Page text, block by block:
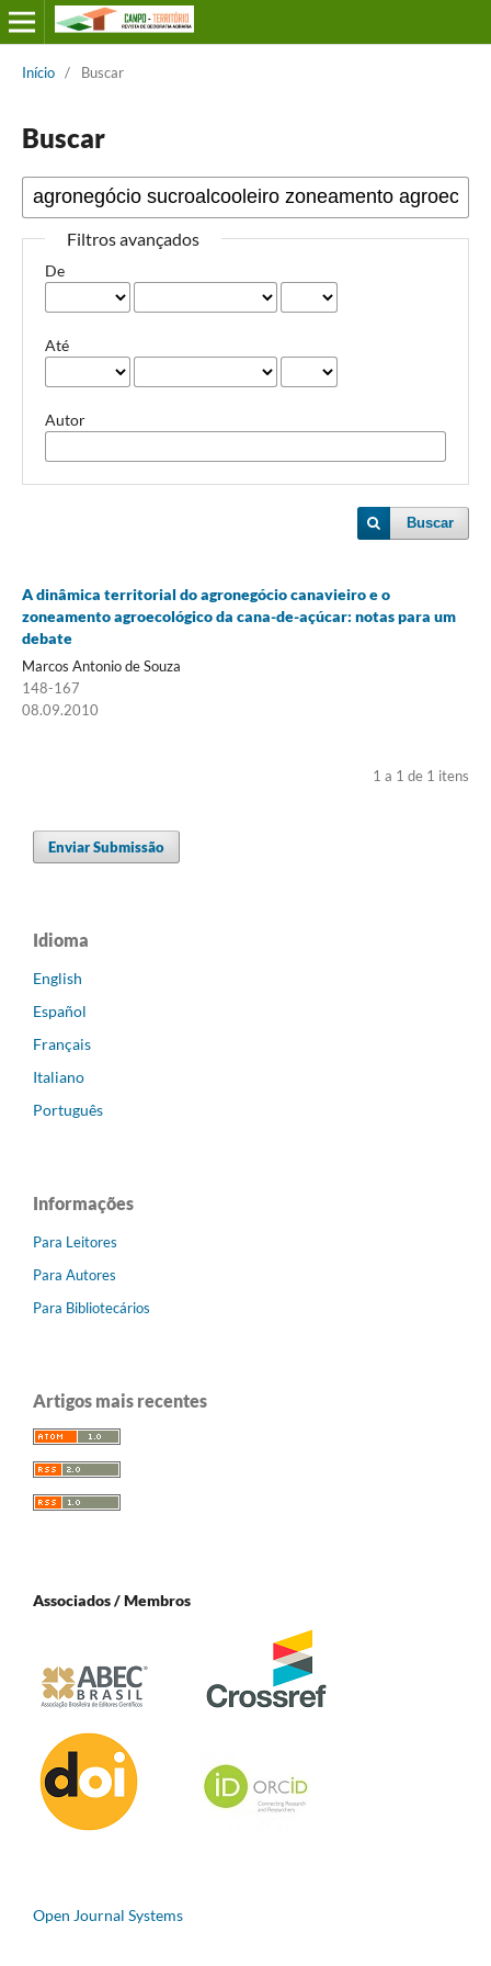
Início / Buscar
Buscar
Filtros avançados
De
Até
Autor
Buscar
A dinâmica territorial do agronegócio canavieiro e o
zoneamento agroecológico da cana-de-açúcar: notas para um
debate
Marcos Antonio de Souza
148-167
08.09.2010
1 a 1 de 1 itens
Enviar Submissão
Idioma
English
Español
Français
Italiano
Português
Informações
Para Leitores
Para Autores
Para Bibliotecários
Artigos mais recentes
Associados / Membros
Open Journal Systems